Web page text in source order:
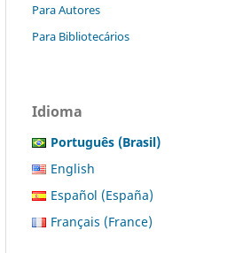
Para Autores
Para Bibliotecários
Idioma
Português (Brasil)
English
Español (España)
Français (France)